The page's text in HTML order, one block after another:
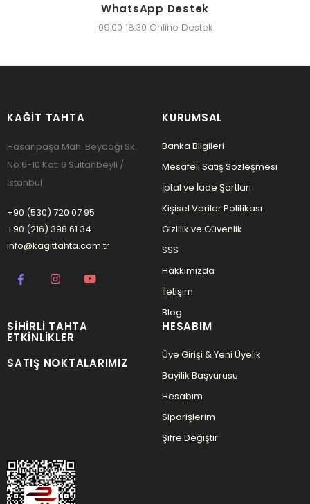
WhatsApp Destek
09:00 18:30 Online Destek
KAĞIT TAHTA
Hasanpaşa Mah. Beydağı Sk.
No:6-10 Kat: 6 Sultanbeyli /
İstanbul
+90 (530) 720 07 95
+90 (216) 398 61 34
info@kagittahta.com.tr
KURUMSAL
Banka Bilgileri
Mesafeli Satış Sözleşmesi
İptal ve İade Şartları
Kişisel Veriler Politikası
Gizlilik ve Güvenlik
SSS
Hakkımızda
İletişim
Blog
SIHIRLI TAHTA
ETKINLIKLER
SATIŞ NOKTALARIMIZ
HESABIM
Üye Girişi & Yeni Üyelik
Bayilik Başvurusu
Hesabım
Siparişlerim
Şifre Değiştir